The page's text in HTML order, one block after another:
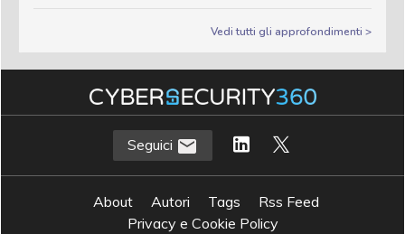
Vedi tutti gli approfondimenti >
Seguici
About Autori Tags
Rss Feed
Privacy e Cookie Policy